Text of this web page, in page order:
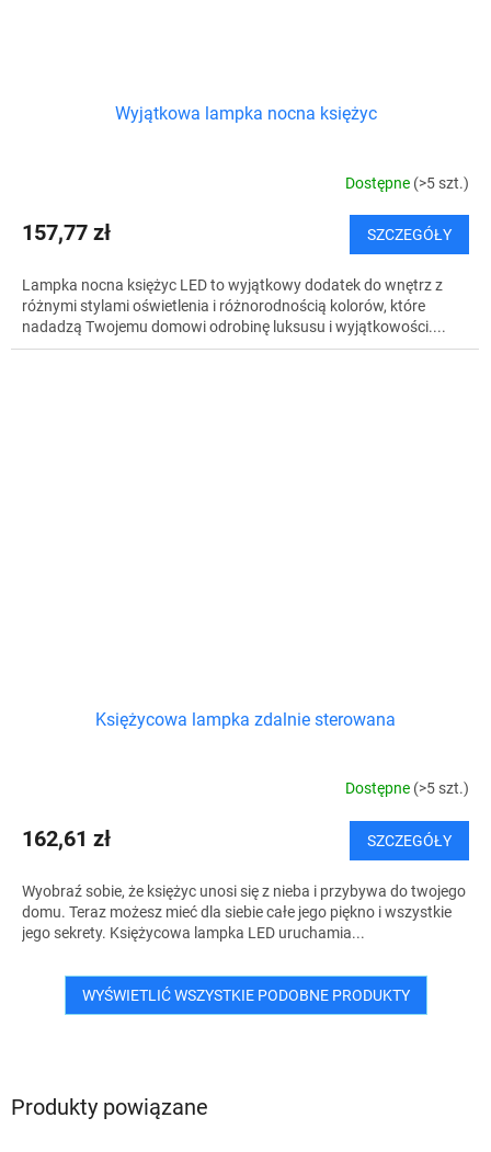
Produkty powiązane
Wyjątkowa lampka nocna księżyc
Dostępne (>5 szt.)
157,77 zł SZCZEGÓŁY
Lampka nocna księżyc LED to wyjątkowy dodatek do wnętrz z
różnymi stylami oświetlenia i różnorodnością kolorów, które
nadadzą Twojemu domowi odrobinę luksusu i wyjątkowości....
Księżycowa lampka zdalnie sterowana
Dostępne (>5 szt.)
162,61 zł SZCZEGÓŁY
Wyobraź sobie, że księżyc unosi się z nieba i przybywa do twojego
domu. Teraz możesz mieć dla siebie całe jego piękno i wszystkie
jego sekrety. Księżycowa lampka LED uruchamia...
WYŚWIETLIĆ WSZYSTKIE PODOBNE PRODUKTY